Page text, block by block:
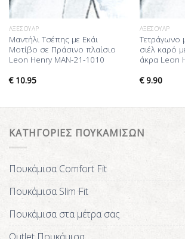
ΑΞΕΣΟΥΆΡ
Μαντήλι Τσέπης με Εκάι
Μοτίβο σε Πράσινο πλαίσιο
Leon Henry MAN-21-1010
€10.95
ΑΞΕΣΟΥΆΡ
Τετράγωνο
σιέλ καρό
άκρα Leon
€9.90
ΚΑΤΗΓΟΡΙΕΣ ΠΟΥΚΑΜΙΣΩΝ
Πουκάμισα Comfort Fit
Πουκάμισα Slim Fit
Πουκάμισα στα μέτρα σας